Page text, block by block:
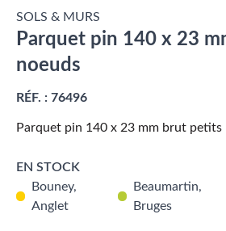
SOLS & MURS
Parquet pin 140 x 23
noeuds
RÉF. : 76496
Parquet pin 140 x 23 mm brut petits
EN STOCK
Bouney,
Anglet
Beaumartin,
Bruges